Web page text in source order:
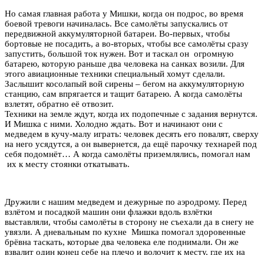
Но самая главная работа у Мишки, когда он подрос, во время
боевой тревоги начиналась. Все самолёты запускались от
передвижной аккумуляторной батареи. Во-первых, чтобы
бортовые не посадить, а во-вторых, чтобы все самолёты сразу
запустить, большой ток нужен. Вот и таскал он огромную
батарею, которую раньше два человека на санках возили. Для
этого авиационные техники специальный хомут сделали.
Заслышит косолапый вой сирены – бегом на аккумуляторную
станцию, сам впрягается и тащит батарею. А когда самолёты
взлетят, обратно её отвозит.
Техники на земле ждут, когда их подопечные с задания вернутся.
И Мишка с ними. Холодно ждать. Вот и начинают они с
медведем в кучу-малу играть: человек десять его повалят, сверху
на него усядутся, а он вывернется, да ещё парочку технарей под
себя подомнёт… А когда самолёты приземлялись, помогал нам
их к месту стоянки откатывать.
Дружили с нашим медведем и дежурные по аэродрому. Перед
взлётом и посадкой машин они флажки вдоль взлётки
выставляли, чтобы самолёты в сторону не съехали да в снегу не
увязли. А дневальным по кухне Мишка помогал здоровенные
брёвна таскать, которые два человека еле поднимали. Он же
взвалит один конец себе на плечо и волочит к месту, где их на